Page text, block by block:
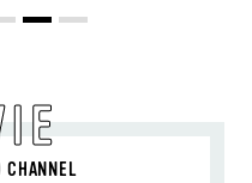
CHANNEL